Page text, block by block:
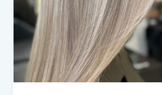
Svensk massage
Svettbehandling
T